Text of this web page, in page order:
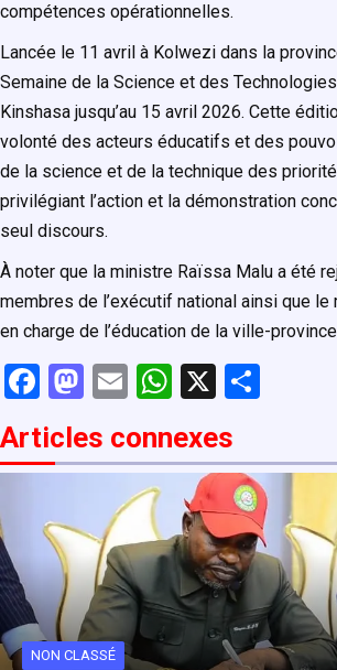
compétences opérationnelles.
Lancée le 11 avril à Kolwezi dans la
Semaine de la Science et des
Kinshasa jusqu’au 15 avril 2026. Cette
volonté des acteurs éducatifs et des
de la science et de la technique des
privilégiant l’action et la démonstration
seul discours.
À noter que la ministre Raïssa Malu a été
membres de l’exécutif national ainsi que
en charge de l’éducation de la ville-
F
a
ce
b
o
o
k
M
st
o
d
o
n
E
ail
W
at
s
A
p
p
X
ta
g
er
Articles connexes
NON CLASSÉ